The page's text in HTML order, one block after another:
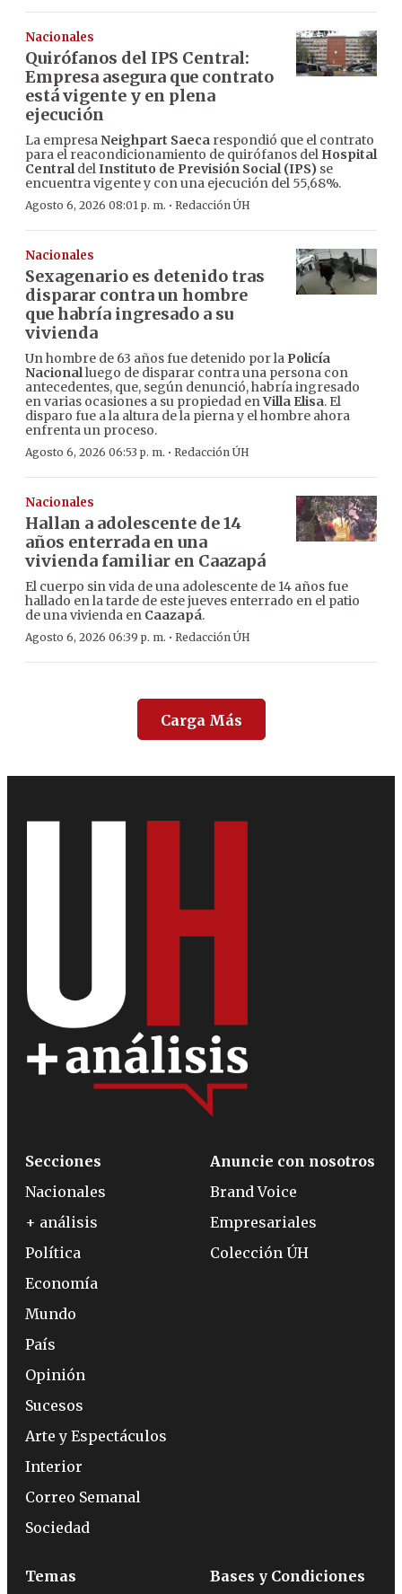
Nacionales
Quirófanos del IPS Central:
Empresa asegura que contrato
está vigente y en plena
ejecución
La empresaNeighpart Saeca respondió que el contrato
para el reacondicionamiento de quirófanos del Hospital
CentraldelInstituto de Previsión Social (IPS) se
encuentra vigente y con una ejecución del 55,68%.
Agosto 6, 2026 08:01 p. m. · Redacción ÚH
Nacionales
Sexagenario es detenido tras
disparar contra un hombre
que habría ingresado a su
vivienda
Un hombre de 63 años fue detenido por la Policía
Nacionalluego de disparar contra una persona con
antecedentes, que, según denunció, habría ingresado
en varias ocasiones a su propiedad enVilla Elisa. El
disparo fue a la altura de la pierna y el hombre ahora
enfrenta un proceso.
Agosto 6, 2026 06:53 p. m. · Redacción ÚH
Nacionales
Hallan a adolescente de 14
años enterrada en una
vivienda familiar en Caazapá
El cuerpo sin vida de una adolescente de 14 años fue
hallado en la tarde de este jueves enterrado en el patio
de una vivienda en Caazapá.
Agosto 6, 2026 06:39 p. m. · Redacción ÚH
Carga Más
Secciones
Nacionales
+ análisis
Política
Economía
Mundo
País
Opinión
Sucesos
Arte y Espectáculos
Interior
Correo Semanal
Sociedad
Anuncie con nosotros
Brand Voice
Empresariales
Colección ÚH
Temas Bases y Condiciones